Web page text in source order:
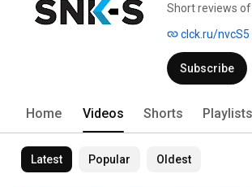
Short reviews
clck.ru/nvcS5
Subscribe
Home Videos Shorts Playlists
Latest Popular Oldest